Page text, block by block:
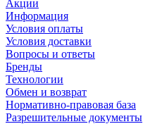
Акции
Информация
Условия оплаты
Условия доставки
Вопросы и ответы
Бренды
Технологии
Обмен и возврат
Нормативно-правовая база
Разрешительные документы